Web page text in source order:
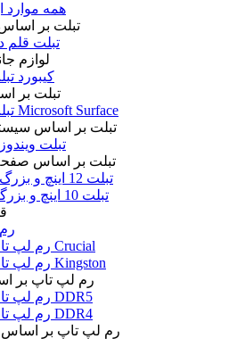
همه موارد
تبلت بر
تبلت قلم
لوازم
کیبورد
تبلت بر
تبلت Microsoft Surface
تبلت بر اساس
تبلت
تبلت بر اساس
تبلت 12 اینچ و بزرگ‌تر
تبلت 10 اینچ و بزرگتر
رم لپ تاپ Crucial
رم لپ تاپ Kingston
رم لپ تاپ بر
رم لپ تاپ DDR5
رم لپ تاپ DDR4
رم لپ تاپ بر